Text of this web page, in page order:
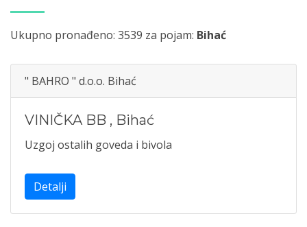
Ukupno pronađeno: 3539 za pojam: Bihać
" BAHRO " d.o.o. Bihać
VINIČKA BB , Bihać
Uzgoj ostalih goveda i bivola
Detalji